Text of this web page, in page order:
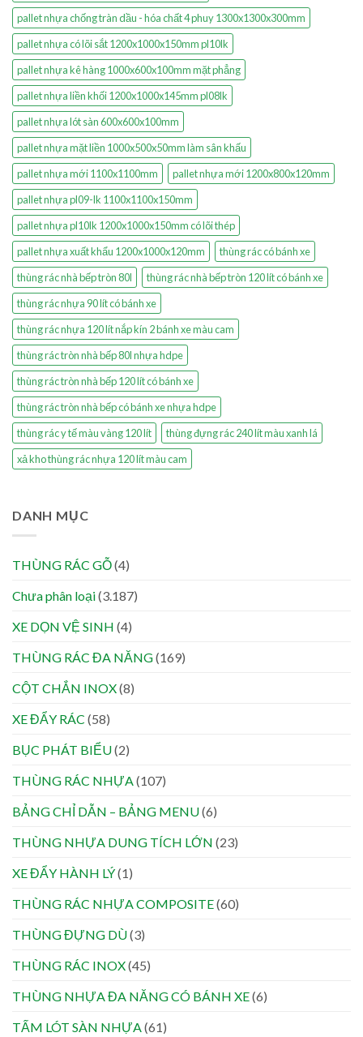
pallet nhựa chống tràn dầu - hóa chất 4 phuy 1300x1300x300mm
pallet nhựa có lõi sắt 1200x1000x150mm pl10lk
pallet nhựa kê hàng 1000x600x100mm mặt phẳng
pallet nhựa liền khối 1200x1000x145mm pl08lk
pallet nhựa lót sàn 600x600x100mm
pallet nhựa mặt liền 1000x500x50mm làm sân khấu
pallet nhựa mới 1100x1100mm
pallet nhựa mới 1200x800x120mm
pallet nhựa pl09-lk 1100x1100x150mm
pallet nhựa pl10lk 1200x1000x150mm có lõi thép
pallet nhựa xuất khẩu 1200x1000x120mm
thùng rác có bánh xe
thùng rác nhà bếp tròn 80l
thùng rác nhà bếp tròn 120 lít có bánh xe
thùng rác nhựa 90 lít có bánh xe
thùng rác nhựa 120 lít nắp kín 2 bánh xe màu cam
thùng rác tròn nhà bếp 80l nhựa hdpe
thùng rác tròn nhà bếp 120 lít có bánh xe
thùng rác tròn nhà bếp có bánh xe nhựa hdpe
thùng rác y tế màu vàng 120 lít
thùng đựng rác 240 lít màu xanh lá
xả kho thùng rác nhựa 120 lít màu cam
DANH MỤC
THÙNG RÁC GỖ(4)
Chưa phân loại(3.187)
XE DỌN VỆ SINH (4)
THÙNG RÁC ĐA NĂNG(169)
CỘT CHẮN INOX(8)
XE ĐẨY RÁC (58)
BỤC PHÁT BIỂU(2)
THÙNG RÁC NHỰA (107)
BẢNG CHỈ DẪN – BẢNG MENU(6)
THÙNG NHỰA DUNG TÍCH LỚN (23)
XE ĐẨY HÀNH LÝ(1)
THÙNG RÁC NHỰA COMPOSITE(60)
THÙNG ĐỰNG DÙ(3)
THÙNG RÁC INOX(45)
THÙNG NHỰA ĐA NĂNG CÓ BÁNH XE(6)
TẤM LÓT SÀN NHỰA (61)